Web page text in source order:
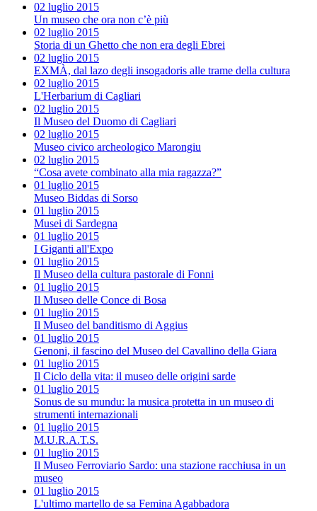
02 luglio 2015
Un museo che ora non c’è più
02 luglio 2015
Storia di un Ghetto che non era degli Ebrei
02 luglio 2015
EXMÀ, dal lazo degli insogadoris alle trame della cultura
02 luglio 2015
L'Herbarium di Cagliari
02 luglio 2015
Il Museo del Duomo di Cagliari
02 luglio 2015
Museo civico archeologico Marongiu
02 luglio 2015
“Cosa avete combinato alla mia ragazza?”
01 luglio 2015
Museo Biddas di Sorso
01 luglio 2015
Musei di Sardegna
01 luglio 2015
I Giganti all'Expo
01 luglio 2015
Il Museo della cultura pastorale di Fonni
01 luglio 2015
Il Museo delle Conce di Bosa
01 luglio 2015
Il Museo del banditismo di Aggius
01 luglio 2015
Genoni, il fascino del Museo del Cavallino della Giara
01 luglio 2015
Il Ciclo della vita: il museo delle origini sarde
01 luglio 2015
Sonus de su mundu: la musica protetta in un museo di
strumenti internazionali
01 luglio 2015
M.U.R.A.T.S.
01 luglio 2015
Il Museo Ferroviario Sardo: una stazione racchiusa in un
museo
01 luglio 2015
L'ultimo martello de sa Femina Agabbadora